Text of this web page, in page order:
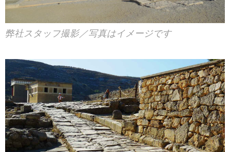
弊社スタッフ撮影／写真はイメージです